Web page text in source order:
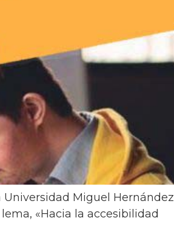
Universidad Miguel Hernández
«Hacia la accesibilidad